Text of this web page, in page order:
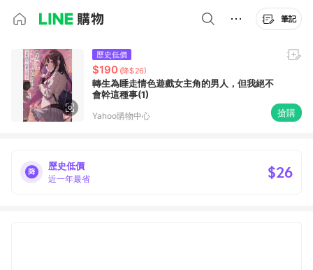
筆記
歷史低價
$190 (降$26)
轉生為睡走情色遊戲女主角的男人，但我絕不
會幹這種事(1)
Yahoo購物中心 搶購
歷史低價
近一年最省 $26